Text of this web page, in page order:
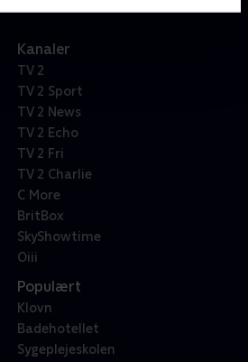
Kanaler
TV 2
TV 2 Sport
TV 2 News
TV 2 Echo
TV 2 Fri
TV 2 Charlie
C More
BritBox
SkyShowtime
Oiii
Populært
Klovn
Badehotellet
Sygeplejeskolen